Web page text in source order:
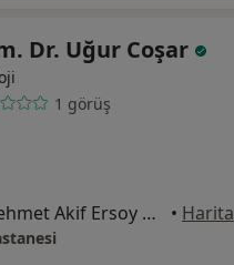
Dr. Uğur Coşar
1 görüş
Eroğlan Mahallesi Mehmet Akif Ersoy Caddesi No:1, Edremit • Harita